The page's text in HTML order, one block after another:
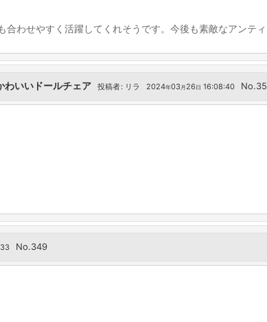
わせやすく活躍してくれそうです。今後も素敵なアンテ
わいいドールチェア 投稿者: リラ 2024年03 月26 日 16:08:40
No.349